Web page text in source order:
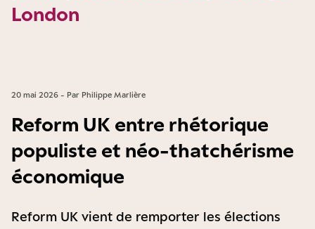
London
20 mai 2026 - Par Philippe Marlière
Reform UK entre rhétorique
populiste et néo-thatchérisme
économique
Reform UK vient de remporter les élections